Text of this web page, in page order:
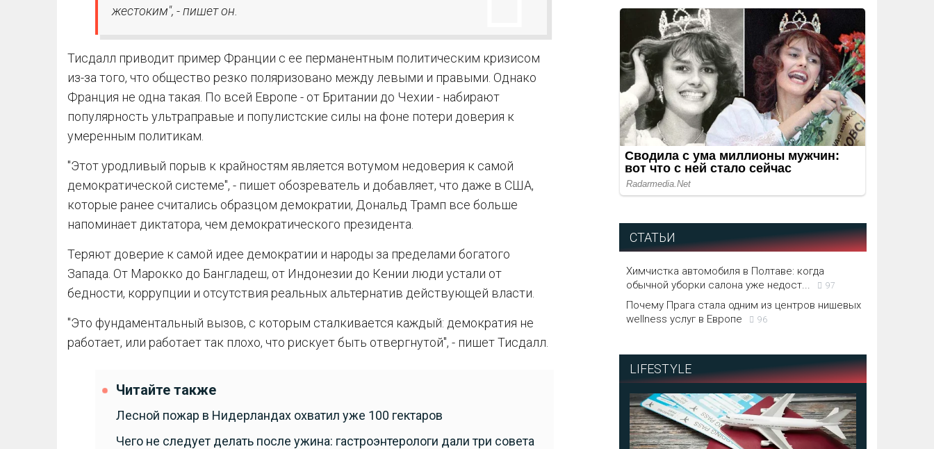
жестоким", - пишет он.
Тисдалл приводит пример Франции с ее перманентным политическим кризисом
из-за того, что общество резко поляризовано между левыми и правыми. Однако
Франция не одна такая. По всей Европе - от Британии до Чехии - набирают
популярность ультраправые и популистские силы на фоне потери доверия к
умеренным политикам.
"Этот уродливый порыв к крайностям является вотумом недоверия к самой
демократической системе", - пишет обозреватель и добавляет, что даже в США,
которые ранее считались образцом демократии, Дональд Трамп все больше
напоминает диктатора, чем демократического президента.
Теряют доверие к самой идее демократии и народы за пределами богатого
Запада. От Марокко до Бангладеш, от Индонезии до Кении люди устали от
бедности, коррупции и отсутствия реальных альтернатив действующей власти.
"Это фундаментальный вызов, с которым сталкивается каждый: демократия не
работает, или работает так плохо, что рискует быть отвергнутой", - пишет Тисдалл.
Читайте также
Лесной пожар в Нидерландах охватил уже 100 гектаров
Чего не следует делать после ужина: гастроэнтерологи дали три совета
СТАТЬИ
Химчистка автомобиля в Полтаве: когда
обычной уборки салона уже недост...
97
Почему Прага стала одним из центров нишевых
wellness услуг в Европе
96
LIFESTYLE